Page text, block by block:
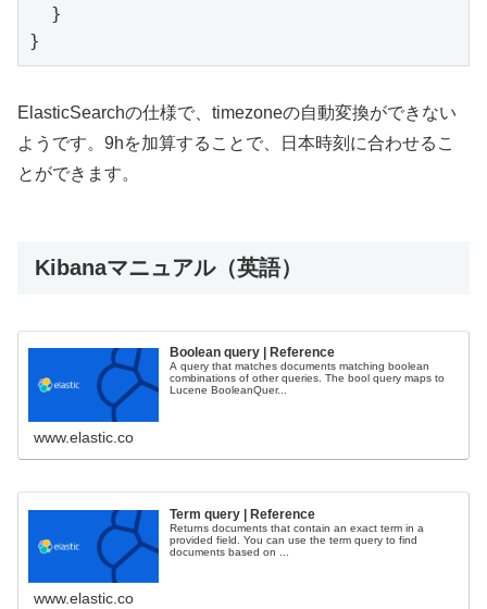
  }
ElasticSearchの仕様で、timezoneの自動変換ができない
ようです。9hを加算することで、日本時刻に合わせるこ
とができます。
Kibanaマニュアル（英語）
Boolean query | Reference
A query that matches documents matching boolean
combinations of other queries. The bool query maps to
Lucene BooleanQuer...
www.elastic.co
Term query | Reference
Returns documents that contain an exact term in a
provided field. You can use the term query to find
documents based on ...
www.elastic.co